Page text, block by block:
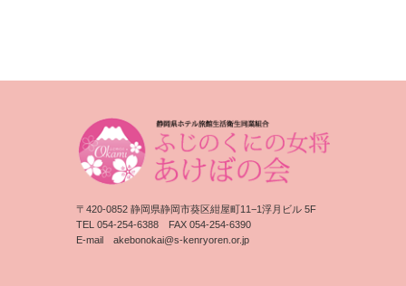
〒420-0852 静岡県静岡市葵区紺屋町11−1浮月ビル 5F
TEL 054-254-6388 FAX 054-254-6390
E-mail akebonokai@s-kenryoren.or.jp